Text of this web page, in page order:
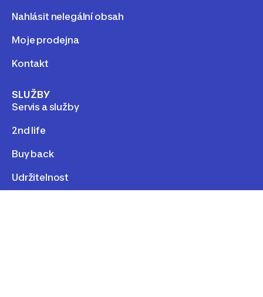
Nahlásit nelegální obsah
Moje prodejna
Kontakt
SLUŽBY
Servis a služby
2nd life
Buy back
Udržitelnost